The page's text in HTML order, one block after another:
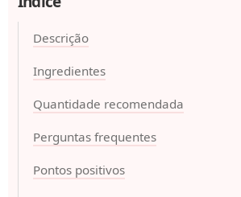
Descrição
Ingredientes
Quantidade recomendada
Perguntas frequentes
Pontos positivos